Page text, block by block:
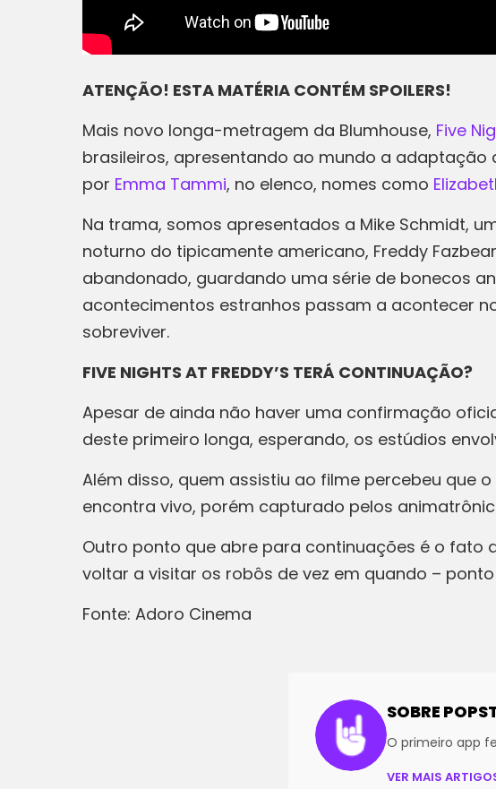
ATENÇÃO! ESTA MATÉRIA CONTÉM SPOILERS!
Mais novo longa-metragem da Blumhouse, Five
brasileiros, apresentando ao mundo a
por Emma Tammi, no elenco, nomes como
Na trama, somos apresentados a Mike Schmidt,
noturno do tipicamente americano, Freddy
abandonado, guardando uma série de bonecos
acontecimentos estranhos passam a acontecer
sobreviver.
FIVE NIGHTS AT FREDDY’S TERÁ CONTINUAÇÃO?
Apesar de ainda não haver uma confirmação
deste primeiro longa, esperando, os estúdios
Além disso, quem assistiu ao filme percebeu que
encontra vivo, porém capturado pelos
Outro ponto que abre para continuações é o fato
voltar a visitar os robôs de vez em quando –
Fonte: Adoro Cinema
SOBRE
O primeiro app
VER MAIS